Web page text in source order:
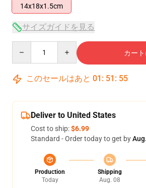
14x18x1.5cm
サイズガイドを見る
カー
このセールはあと 01 : 51 : 54
Deliver to United States
Cost to ship:$6.99
Standard - Order today to get by
Production
Today
Shipping
Aug. 08